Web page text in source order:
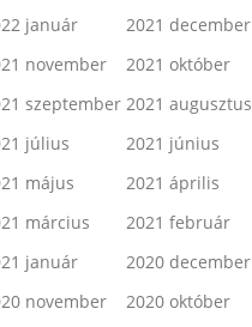
január
2021 december
november
2021 október
szeptember 2021 augusztus
július
2021 június
május
2021 április
március
2021 február
január
2020 december
november
2020 október